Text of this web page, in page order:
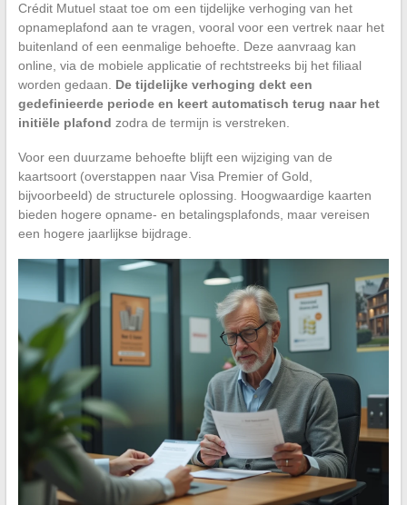
Crédit Mutuel staat toe om een tijdelijke verhoging van het
opnameplafond aan te vragen, vooral voor een vertrek naar het
buitenland of een eenmalige behoefte. Deze aanvraag kan
online, via de mobiele applicatie of rechtstreeks bij het filiaal
worden gedaan. De tijdelijke verhoging dekt een
gedefinieerde periode en keert automatisch terug naar het
initiële plafond zodra de termijn is verstreken.
Voor een duurzame behoefte blijft een wijziging van de
kaartsoort (overstappen naar Visa Premier of Gold,
bijvoorbeeld) de structurele oplossing. Hoogwaardige kaarten
bieden hogere opname- en betalingsplafonds, maar vereisen
een hogere jaarlijkse bijdrage.